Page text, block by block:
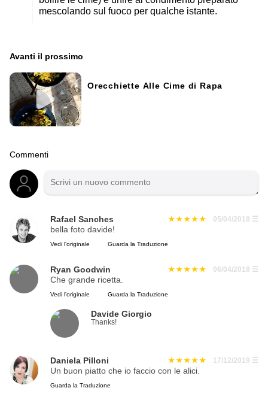
mescolando sul fuoco per qualche istante.
Avanti il ​​prossimo
Orecchiette Alle Cime di Rapa
Commenti
Rafael Sanches 05/04/2018 ☰
bella foto davide!
Vedi l'originale Guarda la Traduzione
Ryan Goodwin 06/04/2018 ☰
Che grande ricetta.
Vedi l'originale Guarda la Traduzione
Davide Giorgio
Thanks!
Daniela Pilloni 17/12/2019 ☰
Un buon piatto che io faccio con le alici.
Guarda la Traduzione